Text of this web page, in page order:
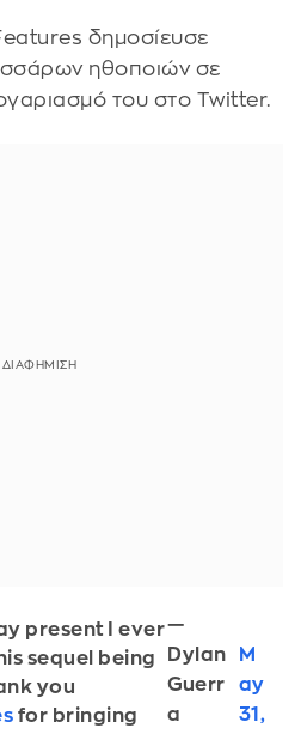
δημοσίευσε
ηθοποιών σε
του στο Twitter.
present I ever
sequel being
you
for bringing
—
Dylan
Guerr
a
M
ay
31,